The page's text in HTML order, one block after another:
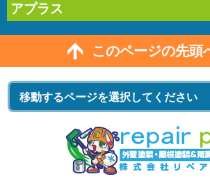
アプラス
このページの先頭